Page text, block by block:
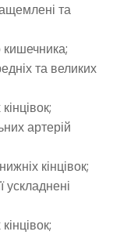
та
кишечника;
та великих
артерій
кінцівок;
ускладнені